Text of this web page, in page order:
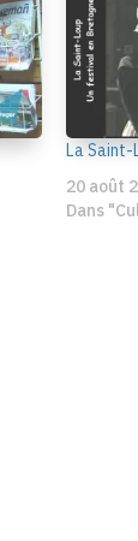
La Saint-
20 août
Dans